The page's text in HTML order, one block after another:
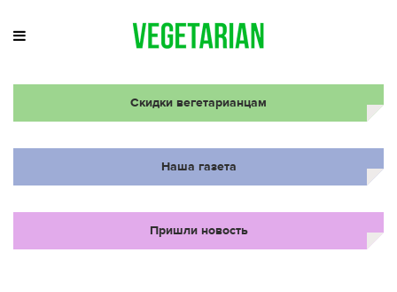
Скидки вегетарианцам
Наша газета
Пришли новость